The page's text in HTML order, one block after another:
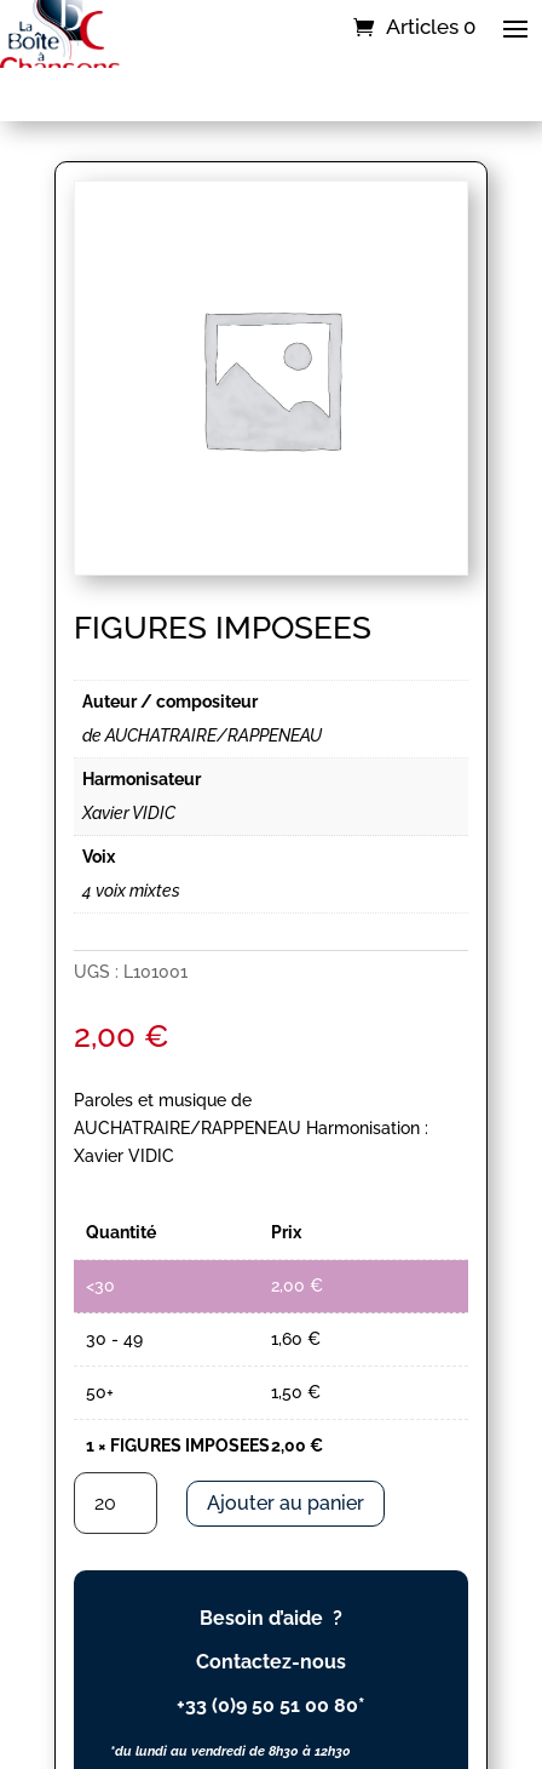
Articles 0
FIGURES IMPOSEES
Auteur / compositeur
de AUCHATRAIRE/RAPPENEAU
Harmonisateur
Xavier VIDIC
Voix
4 voix mixtes
UGS : L101001
2,00 €
Paroles et musique de
AUCHATRAIRE/RAPPENEAU Harmonisation :
Xavier VIDIC
Quantité Prix
<30 2,00 €
30 - 49 1,60 €
50+ 1,50 €
1× FIGURES IMPOSEES2,00 €
quantité
FIGURES
IMPOSEES
Ajouter au panier
Besoin d’aide ?
Contactez-nous
+33 (0)9 50 51 00 80*
*du lundi au vendredi de 8h30 à 12h30